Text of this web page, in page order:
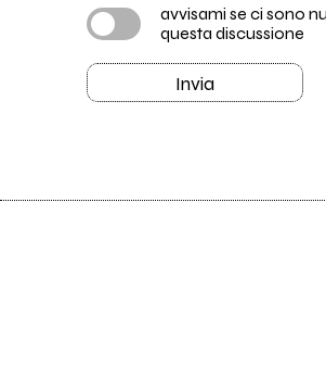
avvisami se ci sono
questa discussione
Invia